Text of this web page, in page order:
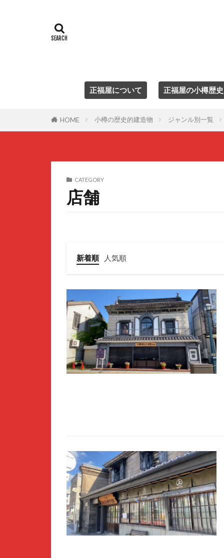
正福屋について 正福屋の小樽歴
HOME 小樽の歴史的建造物 ジャンル別一覧
CATEGORY
店舗
新着順 人気順